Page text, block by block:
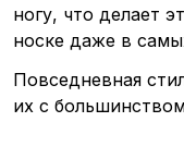
ногу, что делает
носке даже в
Повседневная
их с